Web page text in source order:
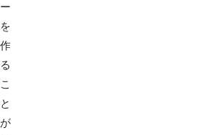
ー
を
作
る
こ
と
が